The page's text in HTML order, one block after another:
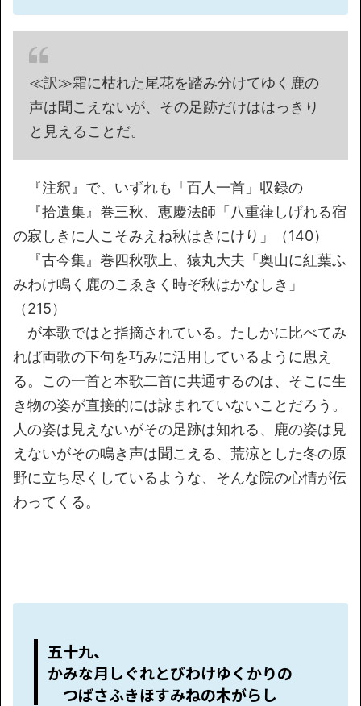
≪訳≫霜に枯れた尾花を踏み分けてゆく鹿の
声は聞こえないが、その足跡だけははっきり
と見えることだ。
『注釈』で、いずれも「百人一首」収録の
『拾遺集』巻三秋、恵慶法師「八重葎しげれる宿
の寂しきに人こそみえね秋はきにけり」（140）
『古今集』巻四秋歌上、猿丸大夫「奥山に紅葉ふ
みわけ鳴く鹿のこゑきく時ぞ秋はかなしき」
（215）
が本歌ではと指摘されている。たしかに比べてみ
れば両歌の下句を巧みに活用しているように思え
る。この一首と本歌二首に共通するのは、そこに生
き物の姿が直接的には詠まれていないことだろう。
人の姿は見えないがその足跡は知れる、鹿の姿は見
えないがその鳴き声は聞こえる、荒涼とした冬の原
野に立ち尽くしているような、そんな院の心情が伝
わってくる。
五十九、
かみな月しぐれとびわけゆくかりの
つばさふきほすみねの木がらし